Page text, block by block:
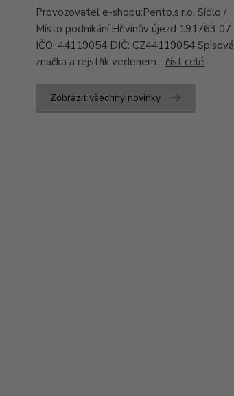
Provozovatel e-shopu:Pento,s.r.o. Sídlo /
Místo podnikání:Hřivínův újezd 191763 07
IČO: 44119054 DIČ: CZ44119054 Spisová
značka a rejstřík vedenem... číst celé
Zobrazit všechny novinky